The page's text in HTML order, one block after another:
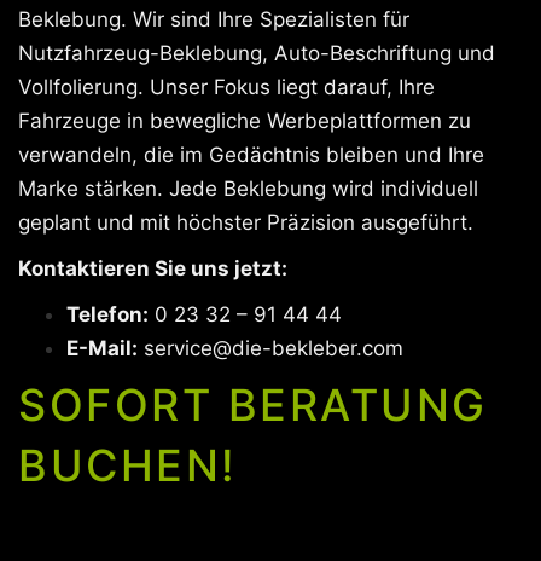
Beklebung. Wir sind Ihre Spezialisten für
Nutzfahrzeug-Beklebung, Auto-Beschriftung und
Vollfolierung. Unser Fokus liegt darauf, Ihre
Fahrzeuge in bewegliche Werbeplattformen zu
verwandeln, die im Gedächtnis bleiben und Ihre
Marke stärken. Jede Beklebung wird individuell
geplant und mit höchster Präzision ausgeführt.
Kontaktieren Sie uns jetzt:
Telefon: 0 23 32 – 91 44 44
E-Mail: service@die-bekleber.com
SOFORT BERATUNG
BUCHEN!